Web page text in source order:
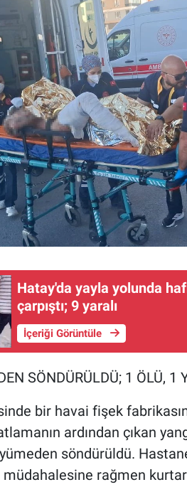
Hatay'da yayla yolunda
çarpıştı; 9 yaralı
İçeriği Görüntüle
SÖNDÜRÜLDÜ; 1 ÖLÜ, 1
bir havai fişek
ardından çıkan
söndürüldü.
rağmen